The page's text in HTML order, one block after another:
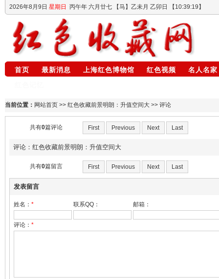
2026年8月9日 星期日 丙午年 六月廿七 【马】乙未月 乙卯日 【 10:39:19 】
首页 最新消息 上海红色博物馆 红色视频
名人名家
当前位置： 网站首页 >> 红色收藏前景明朗：升值空间大 >> 评论
共有0篇评论 First Previous Next Last
评论：红色收藏前景明朗：升值空间大
共有0篇留言 First Previous Next Last
发表留言
姓名： * 联系QQ： 邮箱：
评论： *